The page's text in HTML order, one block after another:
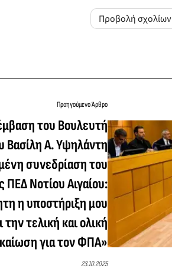
Προβολή σχολίων
Προηγούμενο Άρθρο
του Βουλευτή
Βασίλη Α. Υψηλάντη
συνεδρίαση του
ΠΕΔ Νοτίου Αιγαίου:
η υποστήριξη μου
την τελική και ολική
για τον ΦΠΑ»
23.10.2025